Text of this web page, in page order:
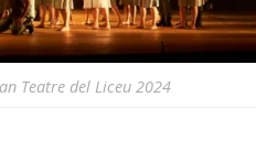
Teatre del Liceu 2024